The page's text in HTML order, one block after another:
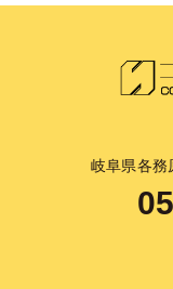
岐阜県各務